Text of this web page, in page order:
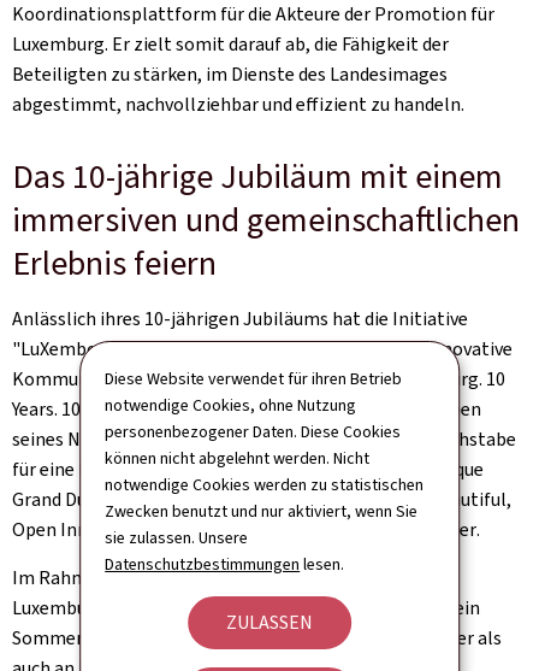
Diese Website verwendet für ihren Betrieb
notwendige Cookies, ohne Nutzung
personenbezogener Daten. Diese Cookies
können nicht abgelehnt werden. Nicht
notwendige Cookies werden zu statistischen
Zwecken benutzt und nur aktiviert, wenn Sie
sie zulassen. Unsere
Datenschutzbestimmungen lesen.
ZULASSEN
Koordinationsplattform für die Akteure der Promotion für
Luxemburg. Er zielt somit darauf ab, die Fähigkeit der
Beteiligten zu stärken, im Dienste des Landesimages
abgestimmt, nachvollziehbar und effizient zu handeln.
Das 10-jährige Jubiläum mit einem
immersiven und gemeinschaftlichen
Erlebnis feiern
Anlässlich ihres 10-jährigen Jubiläums hat die Initiative
"LuXembourg – Let's Make It Happen" zudem eine innovative
Kommunikationskampagne mit dem Titel "LuXembourg. 10
Years. 10 Letters", um das Land anhand der 10 Buchstaben
seines Namens (wieder) zu entdecken, wobei jeder Buchstabe
für eine bestimmte Stärke steht:Lëtzebuergesch
Unique
Grand Duchy, X-tra Living, European, Multicultural, Beautiful,
Open Innovation, Unexpected, Revelations, Grow Better.
Im Rahmen dieser multimedialen Kampagne, die in
Luxemburg und international durchgeführt wird, wird ein
Sommerspiel organisiert, das sich sowohl an Einwohner als